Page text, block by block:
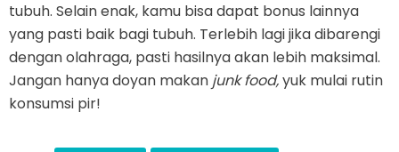
tubuh. Selain enak, kamu bisa dapat bonus lainnya
yang pasti baik bagi tubuh. Terlebih lagi jika dibarengi
dengan olahraga, pasti hasilnya akan lebih maksimal.
Jangan hanya doyan makan junk food,yuk mulai rutin
konsumsi pir!